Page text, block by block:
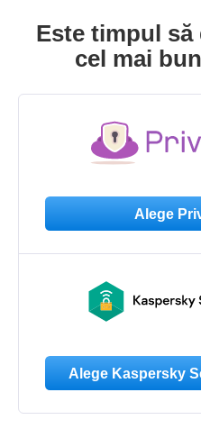
Este timpul să
cel mai
Alege
Alege Kaspersky